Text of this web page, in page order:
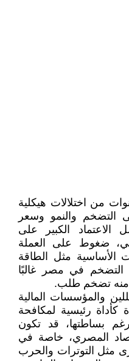
من اختلالات هيكلية
التضخم والنمو وسعر
الاعتماد الكبير على
ضغوط على العملة
الأساسية مثل الطاقة
التضخم في مصر غالبًا
تضخم طلب.
والمؤسسات المالية
كأداة رئيسية لمكافحة
بساطتها، قد تكون
المصري، خاصة في
مثل التوترات والحرب